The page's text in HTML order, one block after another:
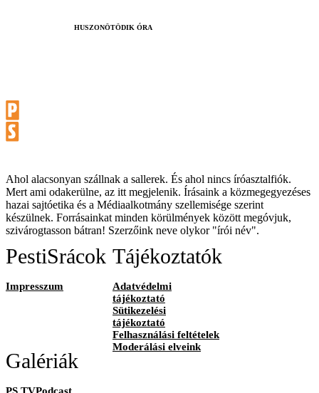
HUSZONÖTÖDIK ÓRA
Ahol alacsonyan szállnak a sallerek. És ahol nincs íróasztalfiók.
Mert ami odakerülne, az itt megjelenik. Írásaink a közmegegyezéses
hazai sajtóetika és a Médiaalkotmány szellemisége szerint
készülnek. Forrásainkat minden körülmények között megóvjuk,
szivárogtasson bátran! Szerzőink neve olykor "írói név".
PestiSrácok
Impresszum
Tájékoztatók
Adatvédelmi
tájékoztató
Sütikezelési
tájékoztató
Felhasználási feltételek
Moderálási elveink
Galériák
PS TVPodcast